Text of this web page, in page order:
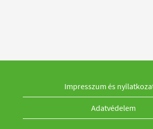
Impresszum és
Adatvédelem